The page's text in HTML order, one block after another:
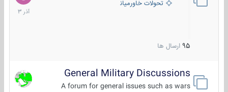
تحولات خاورمیانه
95 ارسال ها
1403
General Military Discussions
A forum for general issues such as wars
10
خرداد